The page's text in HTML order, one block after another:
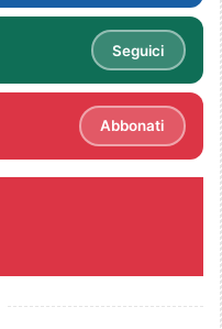
Seguici
Abbonati